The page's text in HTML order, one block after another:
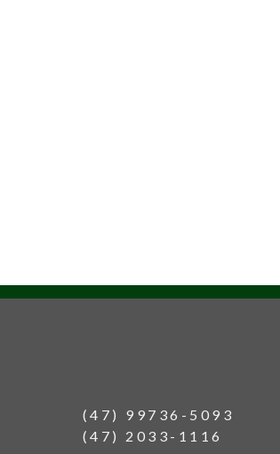
(47) 99736-5093
(47) 2033-1116